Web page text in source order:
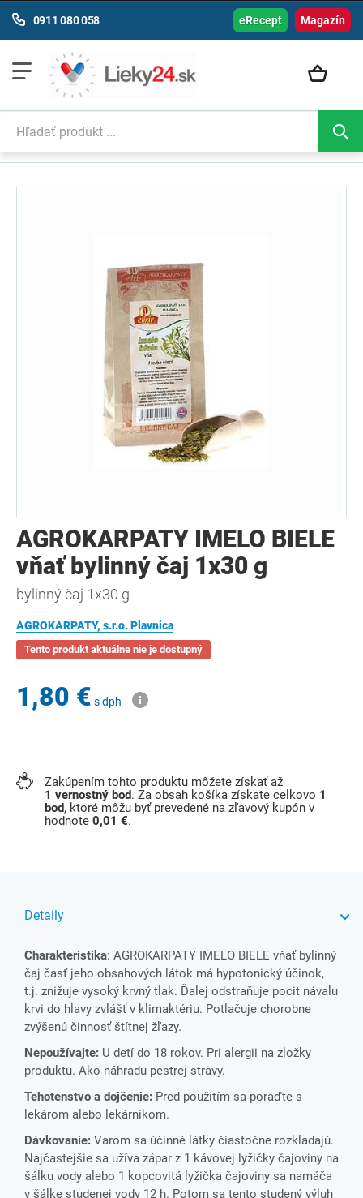
Magazín
0911 080 058 eRecept
AGROKARPATY IMELO BIELE
vňať bylinný čaj 1x30 g
bylinný čaj 1x30 g
AGROKARPATY, s.r.o. Plavnica
Tento produkt aktuálne nie je dostupný
1,80 € s dph
Zakúpením tohto produktu môžete získať až
1 vernostný bod. Za obsah košíka získate celkovo 1
bod, ktoré môžu byť prevedené na zľavový kupón v
hodnote 0,01 €.
Detaily
Charakteristika: AGROKARPATY IMELO BIELE vňať bylinný
čaj časť jeho obsahových látok má hypotonický účinok,
t.j. znižuje vysoký krvný tlak. Ďalej odstraňuje pocit návalu
krvi do hlavy zvlášť v klimaktériu. Potlačuje chorobne
zvýšenú činnosť štítnej žľazy.
Nepoužívajte: U detí do 18 rokov. Pri alergii na zložky
produktu. Ako náhradu pestrej stravy.
Tehotenstvo a dojčenie: Pred použitím sa poraďte s
lekárom alebo lekárnikom.
Dávkovanie: Varom sa účinné látky čiastočne rozkladajú.
Najčastejšie sa užíva zápar z 1 kávovej lyžičky čajoviny na
šálku vody alebo 1 kopcovitá lyžička čajoviny sa namáča
v šálke studenej vody 12 h. Potom sa tento studený výluh